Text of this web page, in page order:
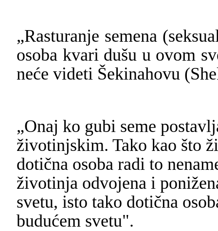
„Rasturanje semena
osoba kvari dušu u ovom
neće videti Šekinahovu
„Onaj ko gubi seme
životinjskim. Tako kao što
dotična osoba radi to
životinja odvojena i
svetu, isto tako dotična
budućem svetu".